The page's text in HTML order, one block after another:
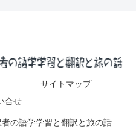
サイトマップ
合せ
の語学学習と翻訳と旅の話.